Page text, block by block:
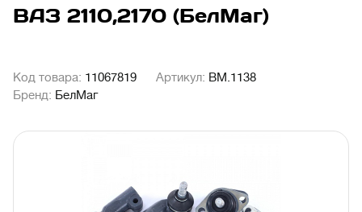
ВАЗ 2110,2170 (БелМаг)
Код товара: 11067819 Артикул: BM.1138
Бренд: БелМаг